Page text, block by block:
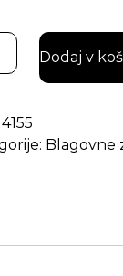
ženski
Dodaj v
4155
Blagovne